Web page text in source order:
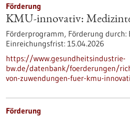
Förderung
KMU-innovativ:
Förderprogramm, Förderung durch:
Einreichungsfrist: 15.04.2026
https://www.gesundheitsindustrie-
bw.de/datenbank/foerderungen/
von-zuwendungen-fuer-kmu-
Förderung